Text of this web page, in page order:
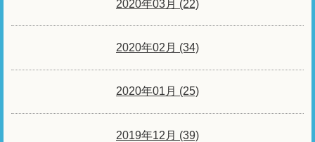
2020年03月 (22)
2020年02月 (34)
2020年01月 (25)
2019年12月 (39)